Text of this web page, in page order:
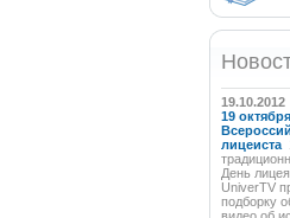
19.10.2012
19
лицеиста
День
UniverTV
подборку